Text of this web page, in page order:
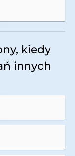
kiedy
innych